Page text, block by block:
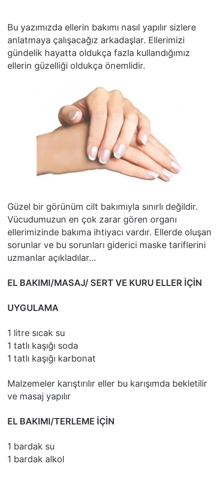
Bu yazımızda ellerin bakımı nasıl yapılır sizlere
anlatmaya çalışacağız arkadaşlar. Ellerimizi
gündelik hayatta oldukça fazla kullandığımız
ellerin güzelliği oldukça önemlidir.
Güzel bir görünüm cilt bakımıyla sınırlı değildir.
Vücudumuzun en çok zarar gören organı
ellerimizinde bakıma ihtiyacı vardır. Ellerde oluşan
sorunlar ve bu sorunları giderici maske tariflerini
uzmanlar açıkladılar…
EL BAKIMI/MASAJ/ SERT VE KURU ELLER İÇİN
UYGULAMA
1 litre sıcak su
1 tatlı kaşığı soda
1 tatlı kaşığı karbonat
Malzemeler karıştırılır eller bu karışımda bekletilir
ve masaj yapılır
EL BAKIMI/TERLEME İÇİN
1 bardak su
1 bardak alkol